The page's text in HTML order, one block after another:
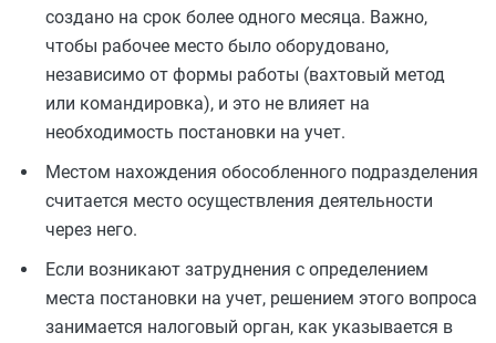
создано на срок более одного месяца. Важно,
чтобы рабочее место было оборудовано,
независимо от формы работы (вахтовый метод
или командировка), и это не влияет на
необходимость постановки на учет.
Местом нахождения обособленного подразделения
считается место осуществления деятельности
через него.
Если возникают затруднения с определением
места постановки на учет, решением этого вопроса
занимается налоговый орган, как указывается в